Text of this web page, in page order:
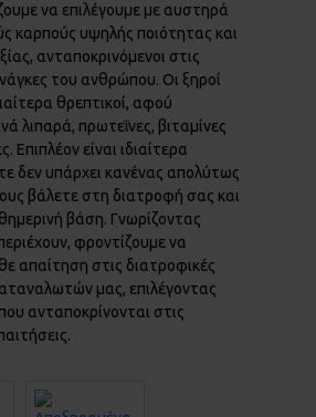
να επιλέγουμε με αυστηρά
καρπούς υψηλής ποιότητας και
ανταποκρινόμενοι στις
του ανθρώπου. Οι ξηροί
θρεπτικοί, αφού
λιπαρά, πρωτεΐνες, βιταμίνες
Επιπλέον είναι ιδιαίτερα
δεν υπάρχει κανένας απολύτως
βάλετε στη διατροφή σας και
βάση. Γνωρίζοντας
φροντίζουμε να
απαίτηση στις διατροφικές
μας, επιλέγοντας
ανταποκρίνονται στις